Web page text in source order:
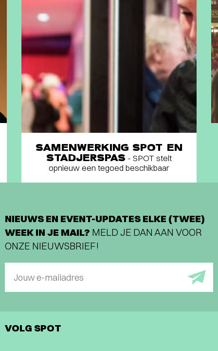
SAMENWERKING SPOT EN
STADJERSPAS - SPOT stelt
opnieuw een tegoed beschikbaar
NIEUWS EN EVENT-UPDATES ELKE (TWEE)
WEEK IN JE MAIL? MELD JE DAN AAN VOOR
ONZE NIEUWSBRIEF!
Jouw e-mailadres
VOLG SPOT